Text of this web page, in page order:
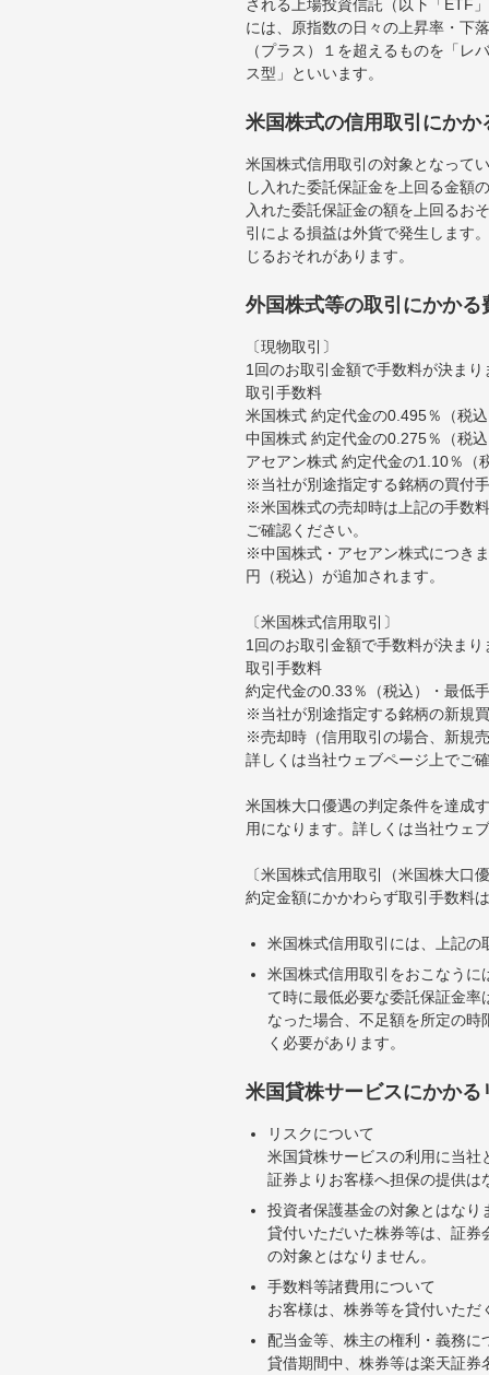
される上場投資信託（以下「ETF
には、原指数の日々の上昇率・下
（プラス）１を超えるものを「
ス型」といいます。
米国株式の信用取引にかか
米国株式信用取引の対象となって
し入れた委託保証金を上回る金額
入れた委託保証金の額を上回るお
引による損益は外貨で発生します
じるおそれがあります。
外国株式等の取引にかかる
〔現物取引〕
1回のお取引金額で手数料が決まり
取引手数料
米国株式 約定代金の0.495％（税
中国株式 約定代金の0.275％（税
アセアン株式 約定代金の1.10％（
※当社が別途指定する銘柄の買付
※米国株式の売却時は上記の手数
ご確認ください。
※中国株式・アセアン株式につき
円（税込）が追加されます。
〔米国株式信用取引〕
1回のお取引金額で手数料が決まり
取引手数料
約定代金の0.33％（税込）・最低
※当社が別途指定する銘柄の新規
※売却時（信用取引の場合、新規
詳しくは当社ウェブページ上でご
米国株大口優遇の判定条件を達成
用になります。詳しくは当社ウェ
〔米国株式信用取引（米国株大口
約定金額にかかわらず取引手数料
米国株式信用取引には、上記
米国株式信用取引をおこなう
て時に最低必要な委託保証金
なった場合、不足額を所定の
く必要があります。
米国貸株サービスにかかる
リスクについて
米国貸株サービスの利用に当
証券よりお客様へ担保の提供
投資者保護基金の対象とはなり
貸付いただいた株券等は、証
の対象とはなりません。
手数料等諸費用について
お客様は、株券等を貸付いた
配当金等、株主の権利・義務に
貸借期間中、株券等は楽天証